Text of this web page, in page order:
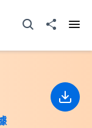
打開搜尋器分享至
下載